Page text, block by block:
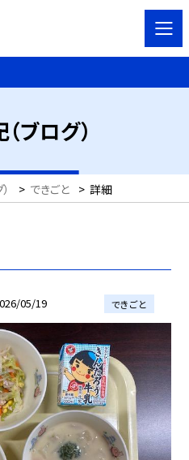
ブログ）
> できごと > 詳細
05/19 できごと